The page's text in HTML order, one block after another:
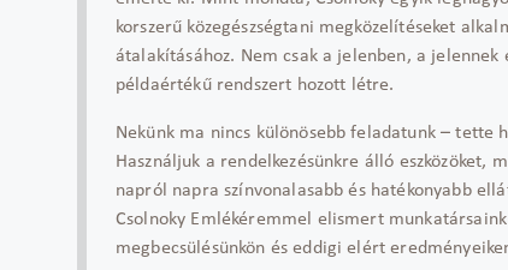
korszerű közegészségtani megközelítéseket
átalakításához. Nem csak a jelenben, a
példaértékű rendszert hozott létre.
Nekünk ma nincs különösebb feladatunk – tette
Használjuk a rendelkezésünkre álló
napról napra színvonalasabb és hatékonyabb
Csolnoky Emlékéremmel elismert
megbecsülésünkön és eddigi elért